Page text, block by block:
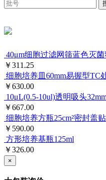
40μm细胞过滤网筛蓝色灭
￥311.25
细胞培养皿60mm易握型
￥630.00
10μL(0.5-10ul)透明吸头
￥667.00
细胞培养方瓶25cm²密封
￥590.00
方形培养基瓶125ml
￥326.00
×